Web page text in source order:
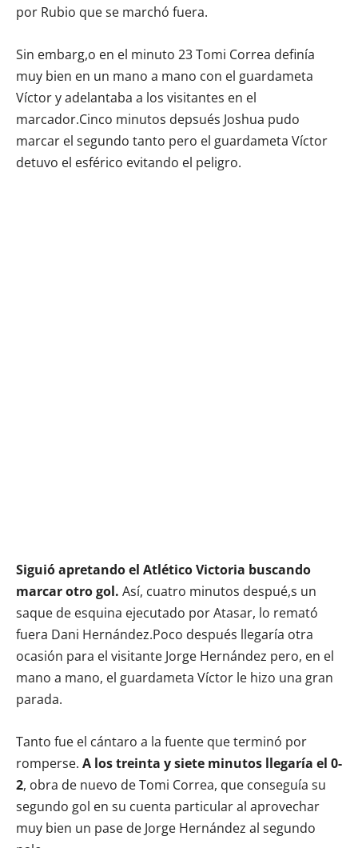
por Rubio que se marchó fuera.
Sin embarg,o en el minuto 23 Tomi Correa definía
muy bien en un mano a mano con el guardameta
Víctor y adelantaba a los visitantes en el
marcador.Cinco minutos depsués Joshua pudo
marcar el segundo tanto pero el guardameta Víctor
detuvo el esférico evitando el peligro.
Siguió apretando el Atlético Victoria buscando
marcar otro gol. Así, cuatro minutos despué,s un
saque de esquina ejecutado por Atasar, lo remató
fuera Dani Hernández.Poco después llegaría otra
ocasión para el visitante Jorge Hernández pero, en el
mano a mano, el guardameta Víctor le hizo una gran
parada.
Tanto fue el cántaro a la fuente que terminó por
romperse. A los treinta y siete minutos llegaría el 0-
2, obra de nuevo de Tomi Correa, que conseguía su
segundo gol en su cuenta particular al aprovechar
muy bien un pase de Jorge Hernández al segundo